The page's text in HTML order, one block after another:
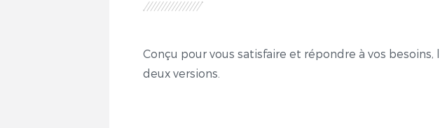
Conçu pour vous satisfaire et répondre à vos
deux versions.